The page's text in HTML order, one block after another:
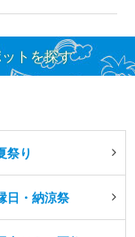
トを探す
祭り
日・納涼祭